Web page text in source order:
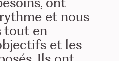
et nous
tout en
et les